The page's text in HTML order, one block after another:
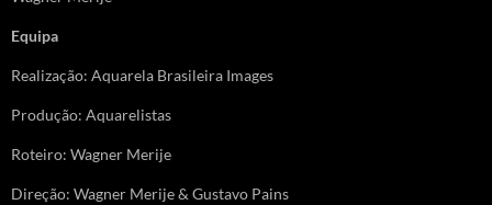
Equipa
Realização: Aquarela Brasileira Images
Produção: Aquarelistas
Roteiro: Wagner Merije
Direção: Wagner Merije & Gustavo Pains